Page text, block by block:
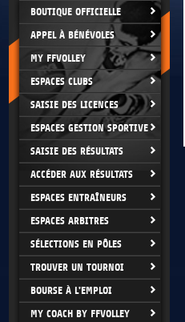
BOUTIQUE OFFICIELLE
APPEL À BÉNÉVOLES
MY FFVOLLEY
ESPACES CLUBS
SAISIE DES LICENCES
ESPACES GESTION SPORTIVE
SAISIE DES RÉSULTATS
ACCÉDER AUX RÉSULTATS
ESPACES ENTRAÎNEURS
ESPACES ARBITRES
SÉLECTIONS EN PÔLES
TROUVER UN TOURNOI
BOURSE À L'EMPLOI
MY COACH BY FFVOLLEY